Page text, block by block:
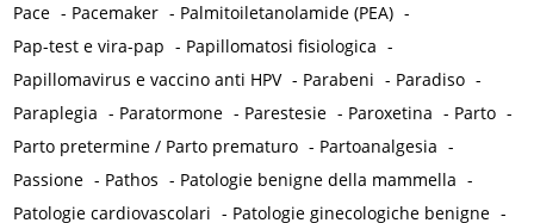
Pace - Pacemaker - Palmitoiletanolamide (PEA) -
Pap-test e vira-pap - Papillomatosi fisiologica -
Papillomavirus e vaccino anti HPV - Parabeni - Paradiso -
Paraplegia - Paratormone - Parestesie - Paroxetina - Parto -
Parto pretermine / Parto prematuro - Partoanalgesia -
Passione - Pathos - Patologie benigne della mammella -
Patologie cardiovascolari - Patologie ginecologiche benigne -